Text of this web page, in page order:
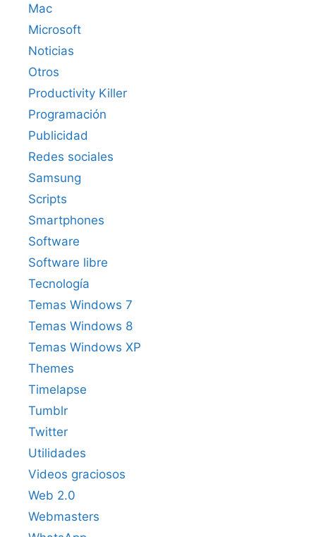
Mac
Microsoft
Noticias
Otros
Productivity Killer
Programación
Publicidad
Redes sociales
Samsung
Scripts
Smartphones
Software
Software libre
Tecnología
Temas Windows 7
Temas Windows 8
Temas Windows XP
Themes
Timelapse
Tumblr
Twitter
Utilidades
Videos graciosos
Web 2.0
Webmasters